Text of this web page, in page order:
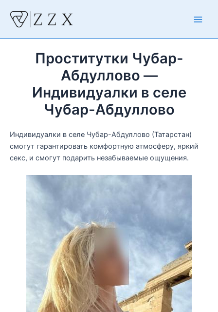
содержимому
Проститутки Чубар-
Абдуллово —
Индивидуалки в селе
Чубар-Абдуллово
Индивидуалки в селе Чубар-Абдуллово (Татарстан)
смогут гарантировать комфортную атмосферу, яркий
секс, и смогут подарить незабываемые ощущения.